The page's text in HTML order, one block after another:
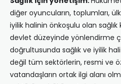
diğer oyuncuların, toplumları,
iyilik halinin önkoşulu olan
devlet düzeyinde yönlendirme
doğrultusunda sağlık ve iyilik
değil tüm sektörlerin, resmi ve
vatandaşların ortak ilgi alanı